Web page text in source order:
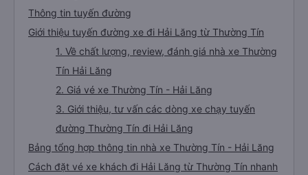
Thông tin tuyến đường
Giới thiệu tuyến đường xe đi Hải Lăng từ Thường Tín
1. Về chất lượng, review, đánh giá nhà xe Thường
Tín Hải Lăng
2. Giá vé xe Thường Tín - Hải Lăng
3. Giới thiệu, tư vấn các dòng xe chạy tuyến
đường Thường Tín đi Hải Lăng
Bảng tổng hợp thông tin nhà xe Thường Tín - Hải Lăng
Cách đặt vé xe khách đi Hải Lăng từ Thường Tín nhanh